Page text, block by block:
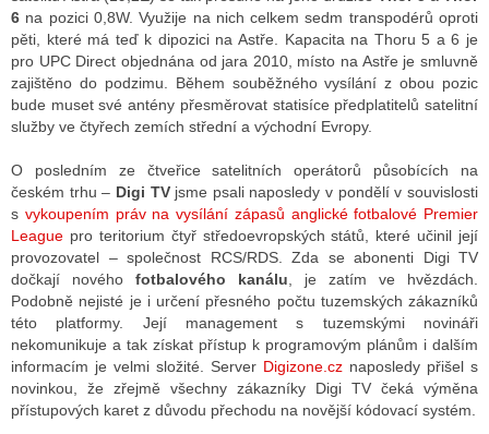
6 na pozici 0,8W. Využije na nich celkem sedm transpodérů oproti
pěti, které má teď k dipozici na Astře. Kapacita na Thoru 5 a 6 je
pro UPC Direct objednána od jara 2010, místo na Astře je smluvně
zajištěno do podzimu. Během souběžného vysílání z obou pozic
bude muset své antény přesměrovat statisíce předplatitelů satelitní
služby ve čtyřech zemích střední a východní Evropy.
O posledním ze čtveřice satelitních operátorů působících na
českém trhu – Digi TVjsme psali naposledy v pondělí v souvislosti
s vykoupením práv na vysílání zápasů anglické fotbalové Premier
League pro teritorium čtyř středoevropských států, které učinil její
provozovatel – společnost RCS/RDS. Zda se abonenti Digi TV
dočkají nového fotbalového kanálu , je zatím ve hvězdách.
Podobně nejisté je i určení přesného počtu tuzemských zákazníků
této platformy. Její management s tuzemskými novináři
nekomunikuje a tak získat přístup k programovým plánům i dalším
informacím je velmi složité. Server Digizone.cz naposledy přišel s
novinkou, že zřejmě všechny zákazníky Digi TV čeká výměna
přístupových karet z důvodu přechodu na novější kódovací systém.